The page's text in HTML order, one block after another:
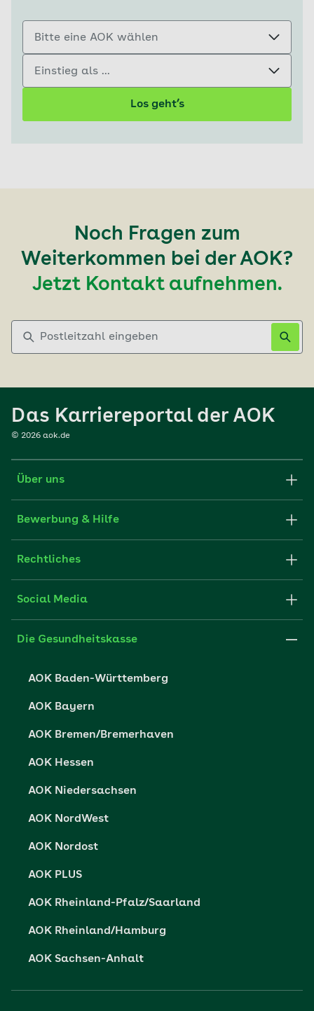
Los geht’s
Noch Fragen zum
Weiterkommen bei der AOK?
Jetzt Kontakt aufnehmen.
Das Karriereportal der AOK
© 2026 aok.de
Über uns
Karriere-Startseite
Unsere Kultur
Bewerbung & Hilfe
Stellenangebote
Rechtliches
Impressum
Datenschutzrechte
Barrierefreiheit
Barriere melden
Social Media
Die Gesundheitskasse
AOK Baden-Württemberg
AOK Bayern
AOK Bremen/Bremerhaven
AOK Hessen
AOK Niedersachsen
AOK NordWest
AOK Nordost
AOK PLUS
AOK Rheinland-Pfalz/Saarland
AOK Rheinland/Hamburg
AOK Sachsen-Anhalt